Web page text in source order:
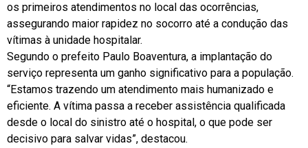
os primeiros atendimentos no local das ocorrências,
assegurando maior rapidez no socorro até a condução das
vítimas à unidade hospitalar.
Segundo o prefeito Paulo Boaventura, a implantação do
serviço representa um ganho significativo para a população.
“Estamos trazendo um atendimento mais humanizado e
eficiente. A vítima passa a receber assistência qualificada
desde o local do sinistro até o hospital, o que pode ser
decisivo para salvar vidas”, destacou.